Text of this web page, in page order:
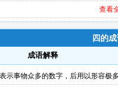
查看
四的
成语解释
示事物众多的数字，后用以形容极多